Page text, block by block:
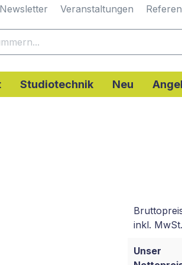
Newsletter Veranstaltungen
Studiotechnik Neu
inkl.
Unser